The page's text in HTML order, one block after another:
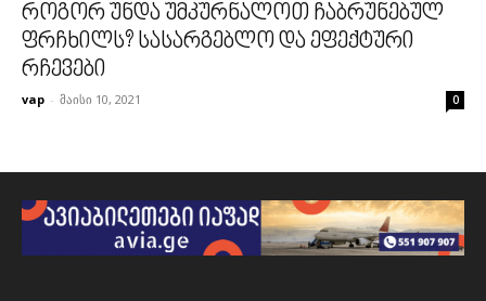
როგორ უნდა უმკურნალოთ ჩაბრუნებულ
ფრჩხილს? სასარგებლო და ეფექტური
რჩევები
vap - მაისი 10, 2021 0